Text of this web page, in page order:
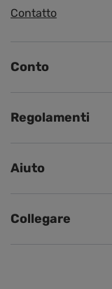
Contatto
Conto
Regolamenti
Aiuto
Collegare